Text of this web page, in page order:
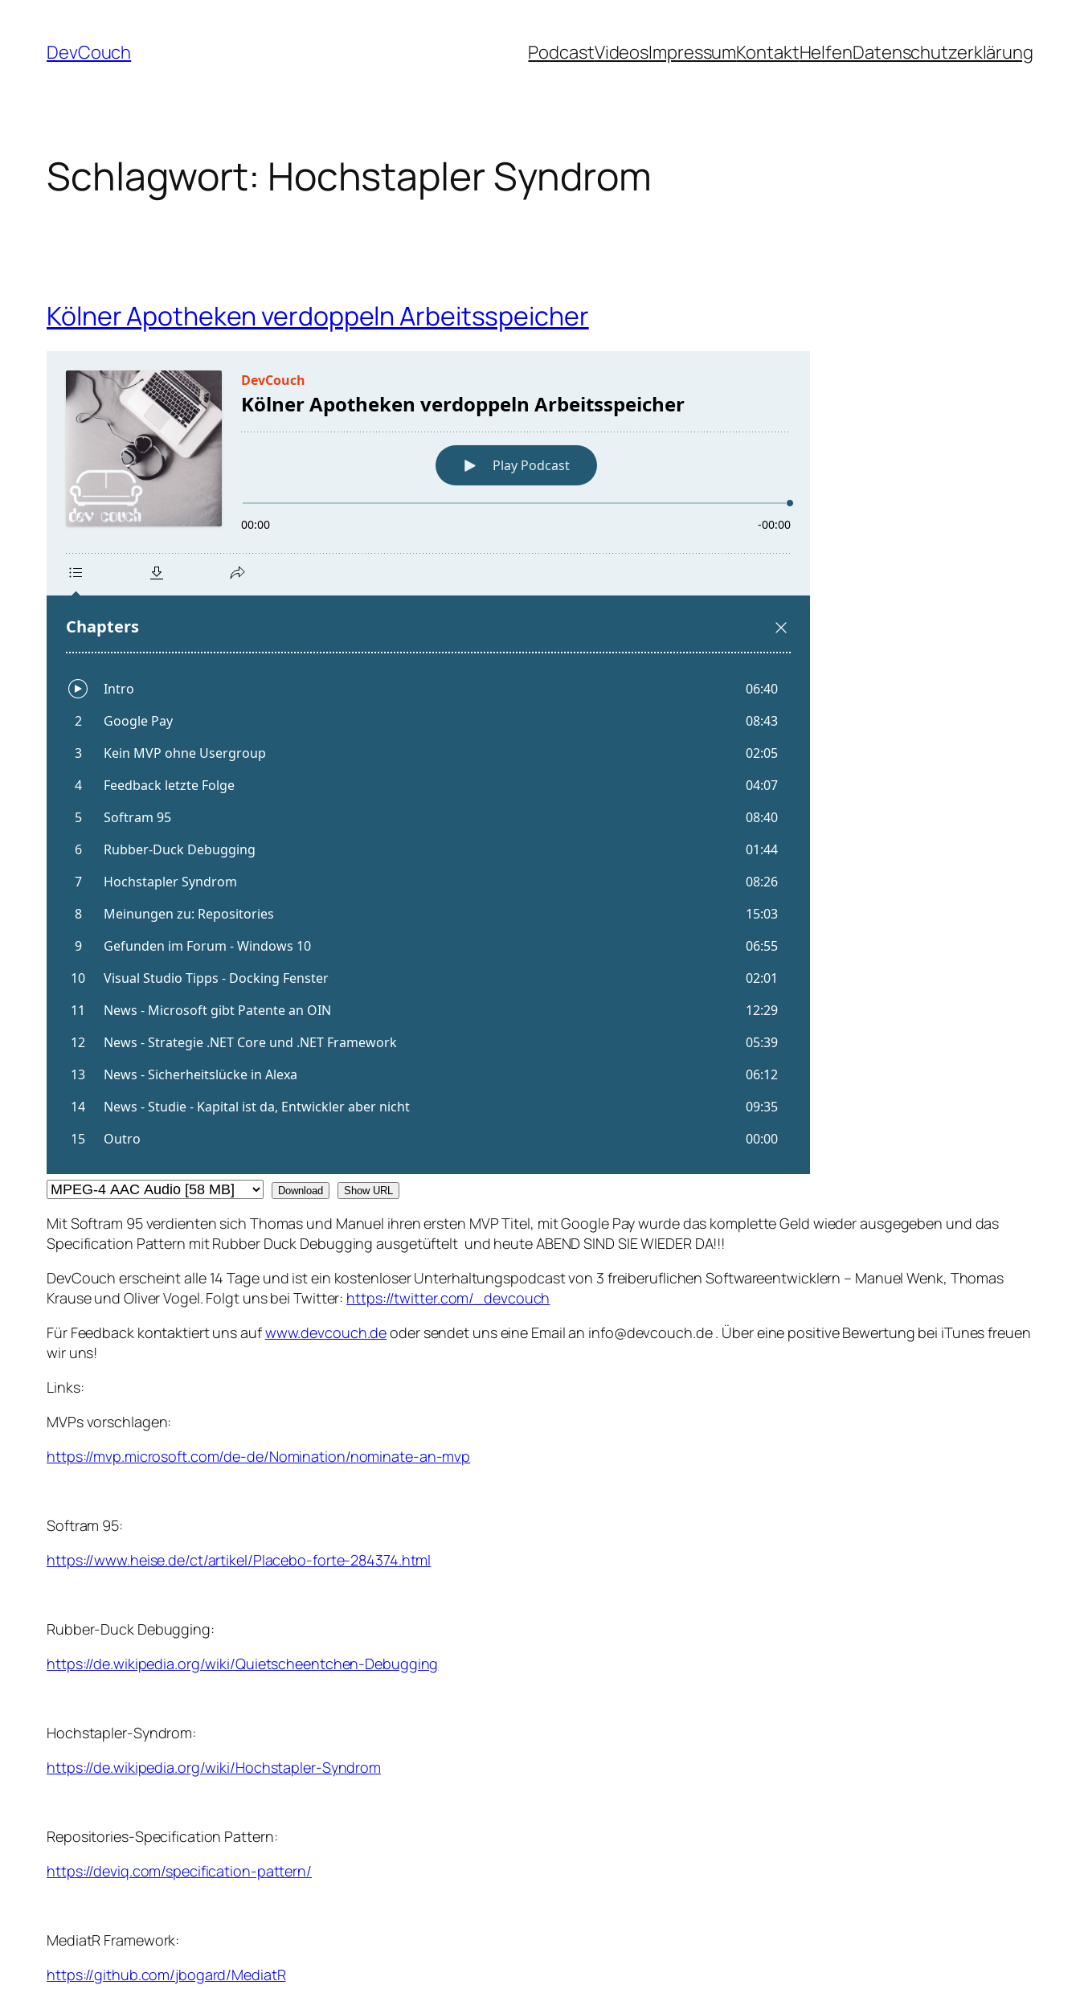
Inhalt
springen
DevCouch PodcastVideosImpressumKontaktHelfenDatenschutzerklärung
Schlagwort: Hochstapler Syndrom
Kölner Apotheken verdoppeln Arbeitsspeicher
Download Show URL
Mit Softram 95 verdienten sich Thomas und Manuel ihren ersten MVP Titel, mit Google Pay wurde das komplette Geld wieder ausgegeben und das
Specification Pattern mit Rubber Duck Debugging ausgetüftelt und heute ABEND SIND SIE WIEDER DA!!!
DevCouch erscheint alle 14 Tage und ist ein kostenloser Unterhaltungspodcast von 3 freiberuflichen Softwareentwicklern – Manuel Wenk, Thomas
Krause und Oliver Vogel. Folgt uns bei Twitter: https://twitter.com/_devcouch
Für Feedback kontaktiert uns aufwww.devcouch.deoder sendet uns eine Email an info@devcouch.de . Über eine positive Bewertung bei iTunes freuen
wir uns!
Links:
MVPs vorschlagen:
https://mvp.microsoft.com/de-de/Nomination/nominate-an-mvp
Softram 95:
https://www.heise.de/ct/artikel/Placebo-forte-284374.html
Rubber-Duck Debugging:
https://de.wikipedia.org/wiki/Quietscheentchen-Debugging
Hochstapler-Syndrom:
https://de.wikipedia.org/wiki/Hochstapler-Syndrom
Repositories-Specification Pattern:
https://deviq.com/specification-pattern/
MediatR Framework:
https://github.com/jbogard/MediatR